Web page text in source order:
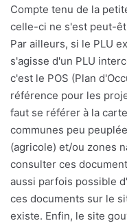
Compte tenu de la
celle-ci ne s'est peut-
Par ailleurs, si le PLU
s'agisse d'un PLU
c'est le POS (Plan
référence pour les
faut se référer à la
communes peu
(agricole) et/ou zones
consulter ces
aussi parfois possible
ces documents sur le
existe. Enfin, le site